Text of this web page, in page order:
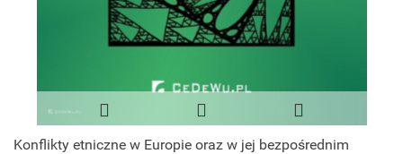
Konflikty etniczne w Europie oraz w jej bezpośrednim